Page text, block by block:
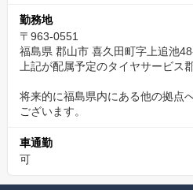
勤務地
〒963-0551
福島県 郡山市 喜久田町字上追池
上記が配属予定のタイヤサービス
将来的に福島県内にある他の拠点
ございます。
車通勤
可